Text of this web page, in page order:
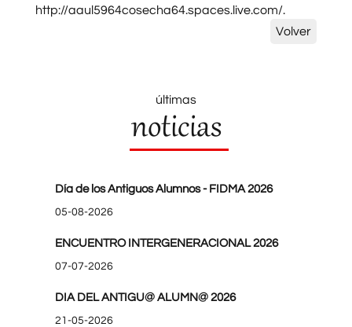
http://aaul5964cosecha64.spaces.live.com/.
Volver
últimas
noticias
Día de los Antiguos Alumnos - FIDMA 2026
05-08-2026
ENCUENTRO INTERGENERACIONAL 2026
07-07-2026
DIA DEL ANTIGU@ ALUMN@ 2026
21-05-2026